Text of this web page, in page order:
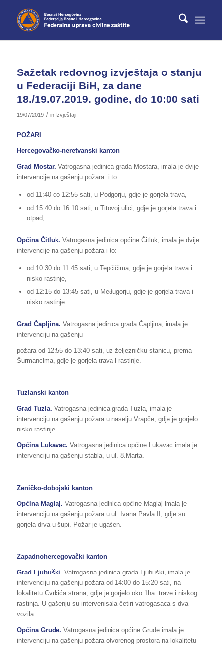
Sažetak redovnog izvještaja o stanju
u Federaciji BiH, za dane
18./19.07.2019. godine, do 10:00 sati
19/07/2019 / in Izvještaji
POŽARI
Hercegovačko-neretvanski kanton
Grad Mostar. Vatrogasna jedinica grada Mostara, imala je dvije
intervencije na gašenju požara i to:
od 11:40 do 12:55 sati, u Podgorju, gdje je gorjela trava,
od 15:40 do 16:10 sati, u Titovoj ulici, gdje je gorjela trava i
otpad,
Općina Čitluk. Vatrogasna jedinica općine Čitluk, imala je dvije
intervencije na gašenju požara i to:
od 10:30 do 11:45 sati, u Tepčičima, gdje je gorjela trava i
nisko rastinje,
od 12:15 do 13:45 sati, u Međugorju, gdje je gorjela trava i
nisko rastinje.
Grad Čapljina. Vatrogasna jedinica grada Čapljina, imala je
intervenciju na gašenju
požara od 12:55 do 13:40 sati, uz željezničku stanicu, prema
Šurmancima, gdje je gorjela trava i rastinje.
Tuzlanski kanton
Grad Tuzla. Vatrogasna jedinica grada Tuzla, imala je
intervenciju na gašenju požara u naselju Vrapče, gdje je gorjelo
nisko rastinje.
Općina Lukavac. Vatrogasna jedinica općine Lukavac imala je
intervenciju na gašenju stabla, u ul. 8.Marta.
Zeničko-dobojski kanton
Općina Maglaj. Vatrogasna jedinica općine Maglaj imala je
intervenciju na gašenju požara u ul. Ivana Pavla II, gdje su
gorjela drva u šupi. Požar je ugašen.
Zapadnohercegovački kanton
Grad Ljubuški . Vatrogasna jedinica grada Ljubuški, imala je
intervenciju na gašenju požara od 14:00 do 15:20 sati, na
lokalitetu Cvrkića strana, gdje je gorjelo oko 1ha. trave i niskog
rastinja. U gašenju su intervenisala četiri vatrogasaca s dva
vozila.
Općina Grude. Vatrogasna jedinica općine Grude imala je
intervenciju na gašenju požara otvorenog prostora na lokalitetu